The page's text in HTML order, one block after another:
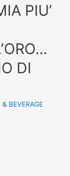
PIU’
DI
& BEVERAGE